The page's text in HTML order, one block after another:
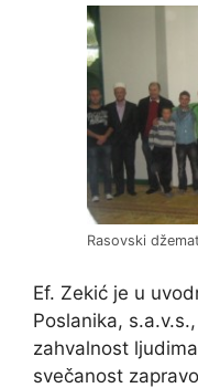
Rasovski džemat
Ef. Zekić je u
Poslanika,
zahvalnost
svečanost